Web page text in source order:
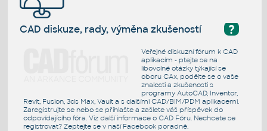
?
CAD diskuze, rady, výměna zkušeností
Veřejné diskuzní fórum k CAD
aplikacím - ptejte se na
libovolné otázky týkající se
oboru CAx, podělte se o vaše
znalosti a zkušenosti s
programy AutoCAD, Inventor,
Revit, Fusion, 3ds Max, Vault a s dalšími CAD/BIM/PDM aplikacemi.
Zaregistrujte se nebo se přihlašte a zašlete váš příspěvek do
odpovídajícího fóra. Viz další informace o CAD Fóru. Nechcete se
registrovat? Zeptejte se v naší Facebook poradně.